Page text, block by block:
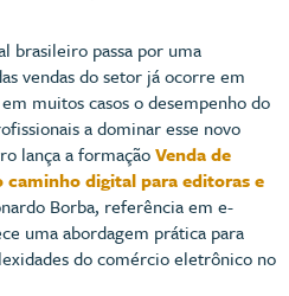
brasileiro passa por uma
vendas do setor já ocorre em
muitos casos o desempenho do
a dominar esse novo
lança a formaçãoVenda de
digital para editoras e
Borba, referência em e-
uma abordagem prática para
do comércio eletrônico no